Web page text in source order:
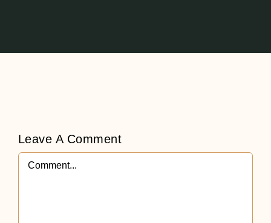
Leave A Comment
Comment